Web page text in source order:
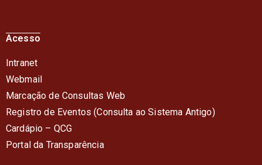
Acesso
Intranet
Webmail
Marcação de Consultas Web
Registro de Eventos (Consulta ao Sistema Antigo)
Cardápio – QCG
Portal da Transparência